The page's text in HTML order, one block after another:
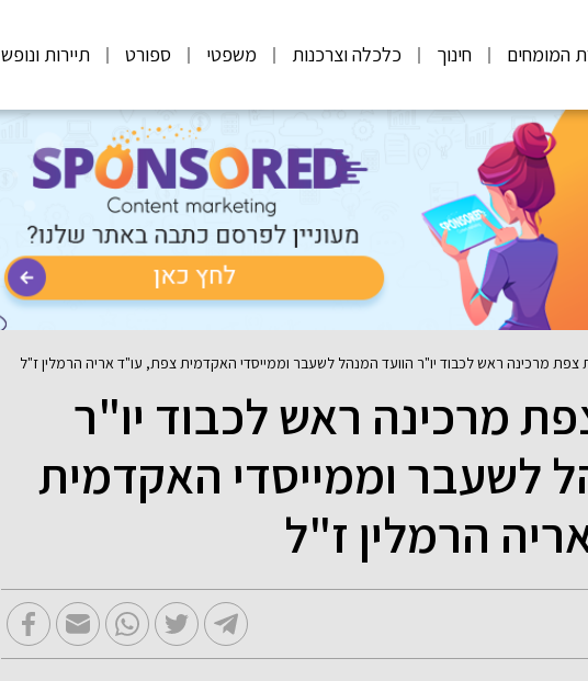
המומחים חינוך כלכלה וצרכנות משפטי ספורט תיירות ונופש
מרכינה ראש לכבוד יו"ר הוועד המנהל לשעבר וממייסדי האקדמית צפת, עו"ד אריה הרמלין ז"ל
מרכינה ראש לכבוד יו"ר
לשעבר וממייסדי האקדמית
הרמלין ז"ל